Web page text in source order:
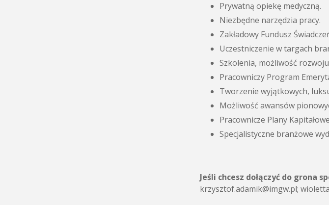
Prywatną opiekę medyczną.
Niezbędne narzędzia pracy.
Zakładowy Fundusz
Uczestniczenie w targach
Szkolenia, możliwość
Pracowniczy Program
Tworzenie wyjątkowych,
Możliwość awansów
Pracownicze Plany
Specjalistyczne branżowe
Jeśli chcesz dołączyć do grona
krzysztof.adamik@imgw.pl;